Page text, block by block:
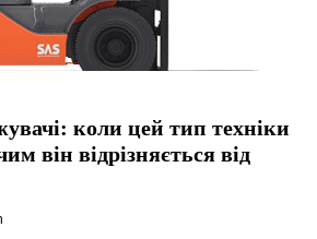
коли цей тип техніки
він відрізняється від